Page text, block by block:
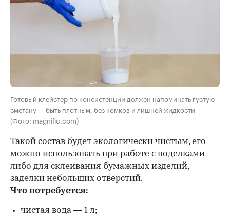
Готовый клейстер по консистенции должен напоминать густую
сметану — быть плотным, без комков и лишней жидкости
(Фото: magnific.com)
Такой состав будет экологически чистым, его
можно использовать при работе с поделками
либо для склеивания бумажных изделий,
заделки небольших отверстий.
Что потребуется:
чистая вода — 1 л;